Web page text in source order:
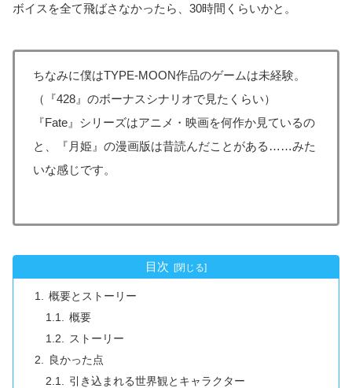
ボイスを全て飛ばさなかったら、30時間くらいかと。
ちなみに僕はTYPE-MOON作品のゲームは未経験。
（『428』のボーナスシナリオで見たくらい）
『Fate』シリーズはアニメ・映画を何作か見ているの
と、『月姫』の漫画版は昔読んだことがある……みた
いな感じです。
目次
概要とストーリー
概要
ストーリー
良かった点
引き込まれる世界観とキャラクター